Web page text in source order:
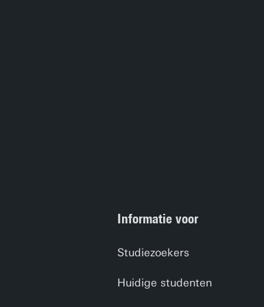
Informatie voor
Studiezoekers
Huidige studenten